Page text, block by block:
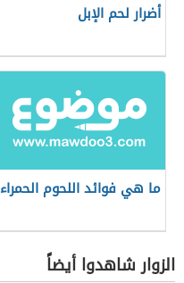
أضرار لحم الإبل
ما هي فوائد اللحوم الحمراء
الزوار شاهدوا أيضاً